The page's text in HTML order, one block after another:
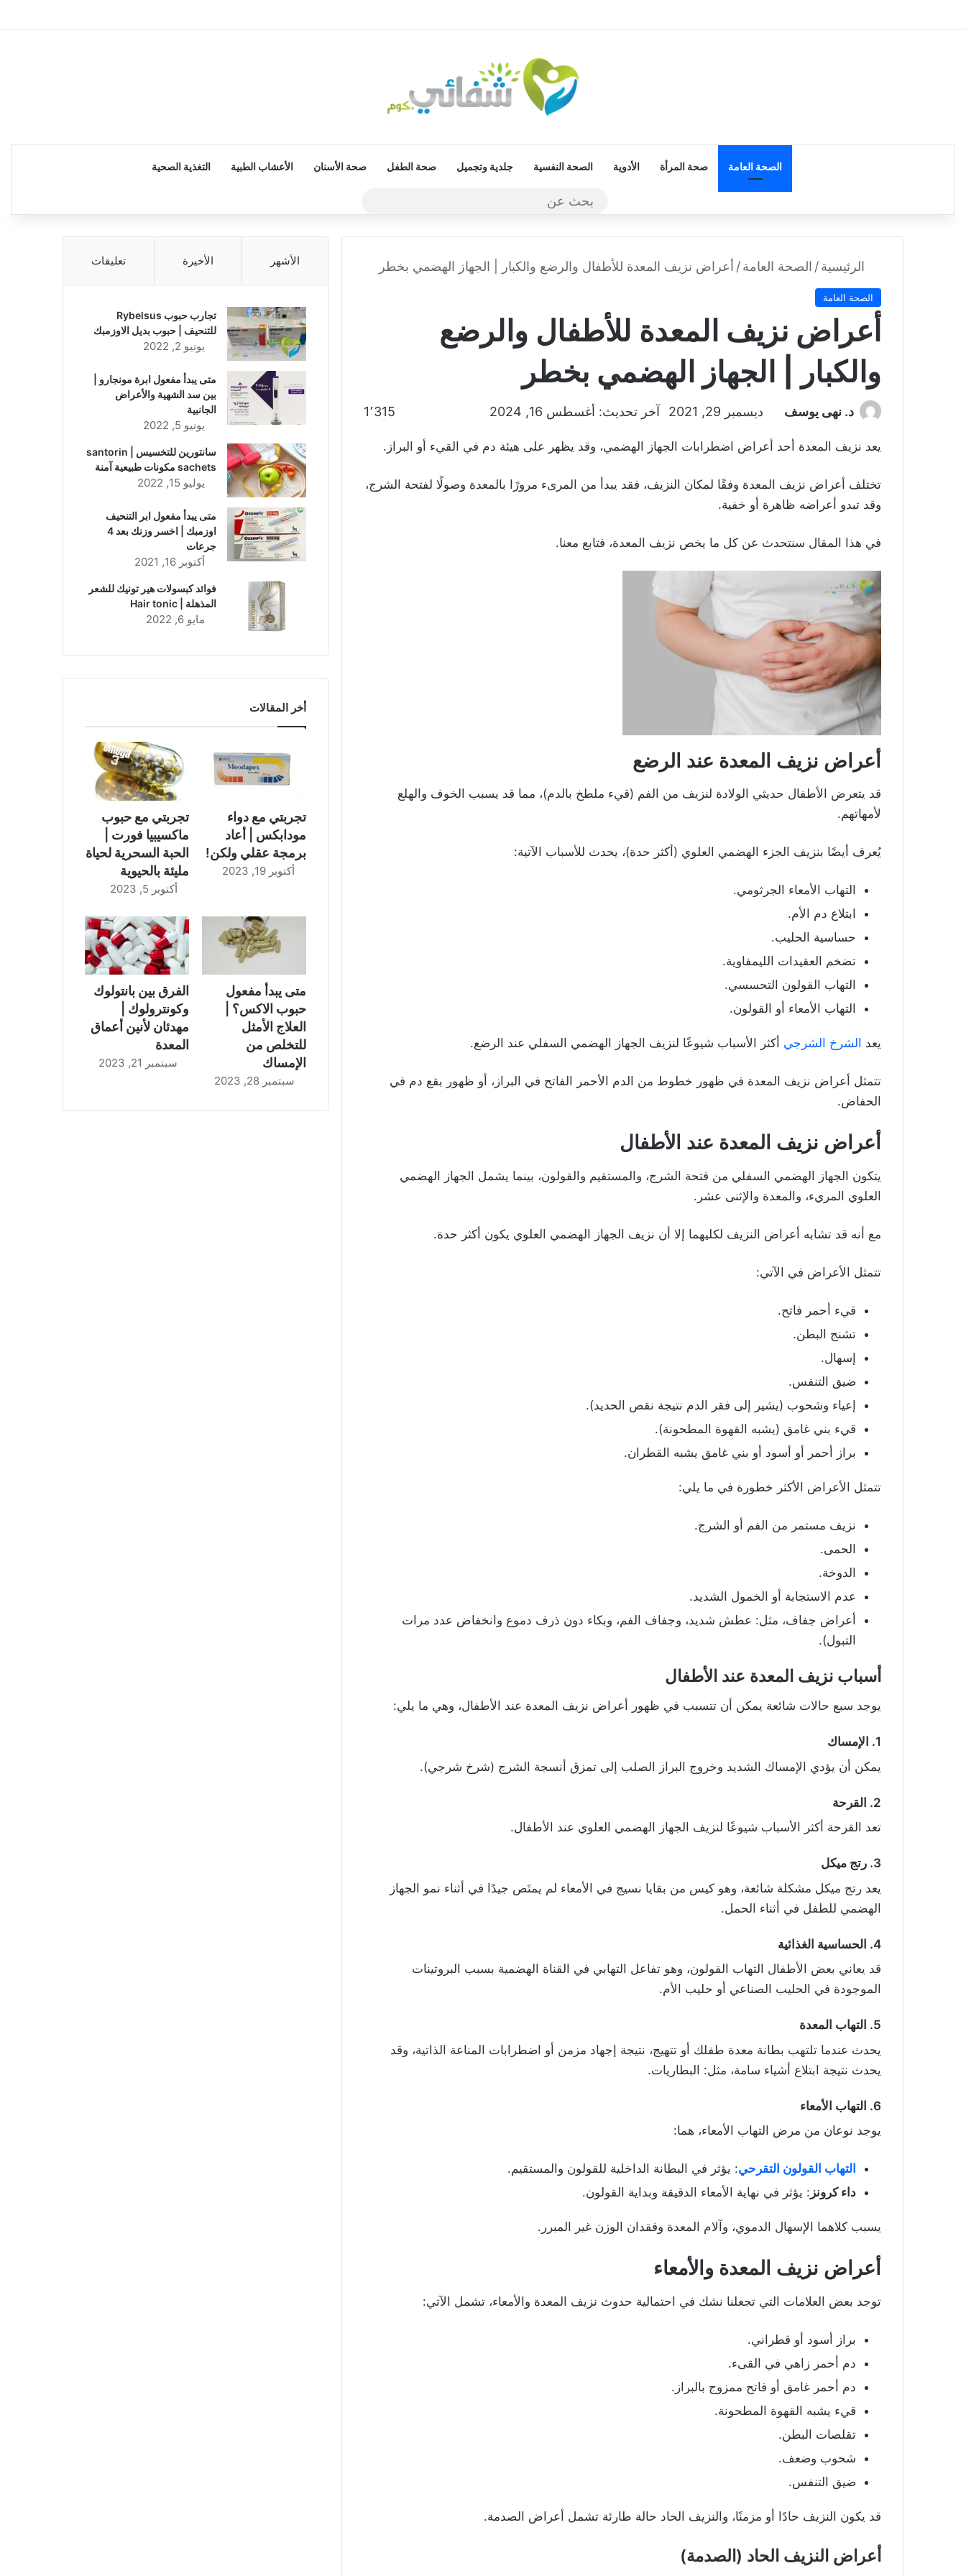
الرئيسيةالصحة العامة صحة المرأة الأدوية الصحة النفسية جلدية وتجميل صحة الطفل صحة الأسنان الأعشاب الطبية التغذية الصحية
الرئيسية/ الصحة العامة/ أعراض نزيف المعدة للأطفال والرضع والكبار | الجهاز الهضمي بخطر
الصحة العامة
أعراض نزيف المعدة للأطفال والرضع
والكبار | الجهاز الهضمي بخطر
د. نهى يوسف ديسمبر 29, 2021 آخر تحديث: أغسطس 16, 2024 1٬315
يعد نزيف المعدة أحد أعراض اضطرابات الجهاز الهضمي، وقد يظهر على هيئة دم في القيء أو البراز.
تختلف أعراض نزيف المعدة وفقًا لمكان النزيف، فقد يبدأ من المرىء مرورًا بالمعدة وصولًا لفتحة الشرج،
وقد تبدو أعراضه ظاهرة أو خفية.
في هذا المقال سنتحدث عن كل ما يخص نزيف المعدة، فتابع معنا.
أعراض نزيف المعدة عند الرضع
قد يتعرض الأطفال حديثي الولادة لنزيف من الفم (قيء ملطخ بالدم)، مما قد يسبب الخوف والهلع
لأمهاتهم.
يُعرف أيضًا بنزيف الجزء الهضمي العلوي (أكثر حدة)، يحدث للأسباب الآتية:
التهاب الأمعاء الجرثومي.
ابتلاع دم الأم.
حساسية الحليب.
تضخم العقيدات الليمفاوية.
التهاب القولون التحسسي.
التهاب الأمعاء أو القولون.
يعد الشرخ الشرجي أكثر الأسباب شيوعًا لنزيف الجهاز الهضمي السفلي عند الرضع.
تتمثل أعراض نزيف المعدة في ظهور خطوط من الدم الأحمر الفاتح في البراز، أو ظهور بقع دم في
الحفاض.
أعراض نزيف المعدة عند الأطفال
يتكون الجهاز الهضمي السفلي من فتحة الشرج، والمستقيم والقولون، بينما يشمل الجهاز الهضمي
العلوي المريء، والمعدة والإثنى عشر.
مع أنه قد تشابه أعراض النزيف لكليهما إلا أن نزيف الجهاز الهضمي العلوي يكون أكثر حدة.
تتمثل الأعراض في الآتي:
قيء أحمر فاتح.
تشنج البطن.
إسهال.
ضيق التنفس.
إعياء وشحوب (يشير إلى فقر الدم نتيجة نقص الحديد).
قيء بني غامق (يشبه القهوة المطحونة).
براز أحمر أو أسود أو بني غامق يشبه القطران.
تتمثل الأعراض الأكثر خطورة في ما يلي:
نزيف مستمر من الفم أو الشرج.
الحمى.
الدوخة.
عدم الاستجابة أو الخمول الشديد.
أعراض جفاف، مثل: عطش شديد، وجفاف الفم، وبكاء دون ذرف دموع وانخفاض عدد مرات
التبول).
أسباب نزيف المعدة عند الأطفال
يوجد سبع حالات شائعة يمكن أن تتسبب في ظهور أعراض نزيف المعدة عند الأطفال، وهي ما يلي:
1. الإمساك
يمكن أن يؤدي الإمساك الشديد وخروج البراز الصلب إلى تمزق أنسجة الشرج (شرخ شرجي).
2. القرحة
تعد القرحة أكثر الأسباب شيوعًا لنزيف الجهاز الهضمي العلوي عند الأطفال.
3. رتج ميكل
يعد رتج ميكل مشكلة شائعة، وهو كيس من بقايا نسيج في الأمعاء لم يمتَص جيدًا في أثناء نمو الجهاز
الهضمي للطفل في أثناء الحمل.
4. الحساسية الغذائية
قد يعاني بعض الأطفال التهاب القولون، وهو تفاعل التهابي في القناة الهضمية بسبب البروتينات
الموجودة في الحليب الصناعي أو حليب الأم.
5. التهاب المعدة
يحدث عندما تلتهب بطانة معدة طفلك أو تتهيج، نتيجة إجهاد مزمن أو اضطرابات المناعة الذاتية، وقد
يحدث نتيجة ابتلاع أشياء سامة، مثل: البطاريات.
6. التهاب الأمعاء
يوجد نوعان من مرض التهاب الأمعاء، هما:
التهاب القولون التقرحي: يؤثر في البطانة الداخلية للقولون والمستقيم.
داء كرونز : يؤثر في نهاية الأمعاء الدقيقة وبداية القولون.
يسبب كلاهما الإسهال الدموي، وآلام المعدة وفقدان الوزن غير المبرر.
أعراض نزيف المعدة والأمعاء
توجد بعض العلامات التي تجعلنا نشك في احتمالية حدوث نزيف المعدة والأمعاء، تشمل الآتي:
براز أسود أو قطراني.
دم أحمر زاهي في القىء.
دم أحمر غامق أو فاتح ممزوج بالبراز.
قيء يشبه القهوة المطحونة.
تقلصات البطن.
شحوب وضعف.
ضيق التنفس.
قد يكون النزيف حادًا أو مزمنًا، والنزيف الحاد حالة طارئة تشمل أعراض الصدمة.
أعراض النزيف الحاد (الصدمة)
الأشهر الأخيرة تعليقات
تجارب حبوب Rybelsus
للتنحيف | حبوب بديل الاوزمبك
يونيو 2, 2022
متى يبدأ مفعول ابرة مونجارو |
بين سد الشهية والأعراض
الجانبية
يونيو 5, 2022
سانتورين للتخسيس | santorin
sachets مكونات طبيعية آمنة
يوليو 15, 2022
متى يبدأ مفعول ابر التنحيف
اوزمبك | اخسر وزنك بعد 4
جرعات
أكتوبر 16, 2021
فوائد كبسولات هير تونيك للشعر
المذهلة | Hair tonic
مايو 6, 2022
أخر المقالات
تجربتي مع دواء
مودابكس | أعاد
برمجة عقلي ولكن!
أكتوبر 19, 2023
تجربتي مع حبوب
ماكسيبيا فورت |
الحبة السحرية لحياة
مليئة بالحيوية
أكتوبر 5, 2023
متى يبدأ مفعول
حبوب الاكس؟ |
العلاج الأمثل
للتخلص من
الإمساك
سبتمبر 28, 2023
الفرق بين بانتولوك
وكونترولوك |
مهدئان لأنين أعماق
المعدة
سبتمبر 21, 2023